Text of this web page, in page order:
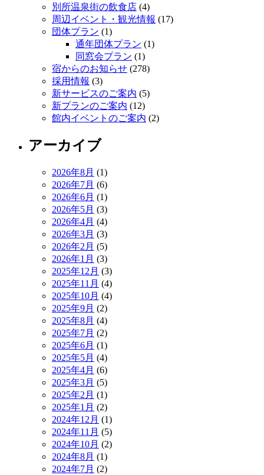
別所温泉街の飲食店 (4)
周辺イベント・観光情報 (17)
団体プラン (1)
通年団体プラン (1)
同窓会プラン (1)
宿からのお知らせ (278)
採用情報 (3)
新サービスのご案内 (5)
新プランのご案内 (12)
館内イベントのご案内 (2)
アーカイブ
2026年8月 (1)
2026年7月 (6)
2026年6月 (1)
2026年5月 (3)
2026年4月 (4)
2026年3月 (3)
2026年2月 (5)
2026年1月 (3)
2025年12月 (3)
2025年11月 (4)
2025年10月 (4)
2025年9月 (2)
2025年8月 (4)
2025年7月 (2)
2025年6月 (1)
2025年5月 (4)
2025年4月 (6)
2025年3月 (5)
2025年2月 (1)
2025年1月 (2)
2024年12月 (1)
2024年11月 (5)
2024年10月 (2)
2024年8月 (1)
2024年7月 (2)